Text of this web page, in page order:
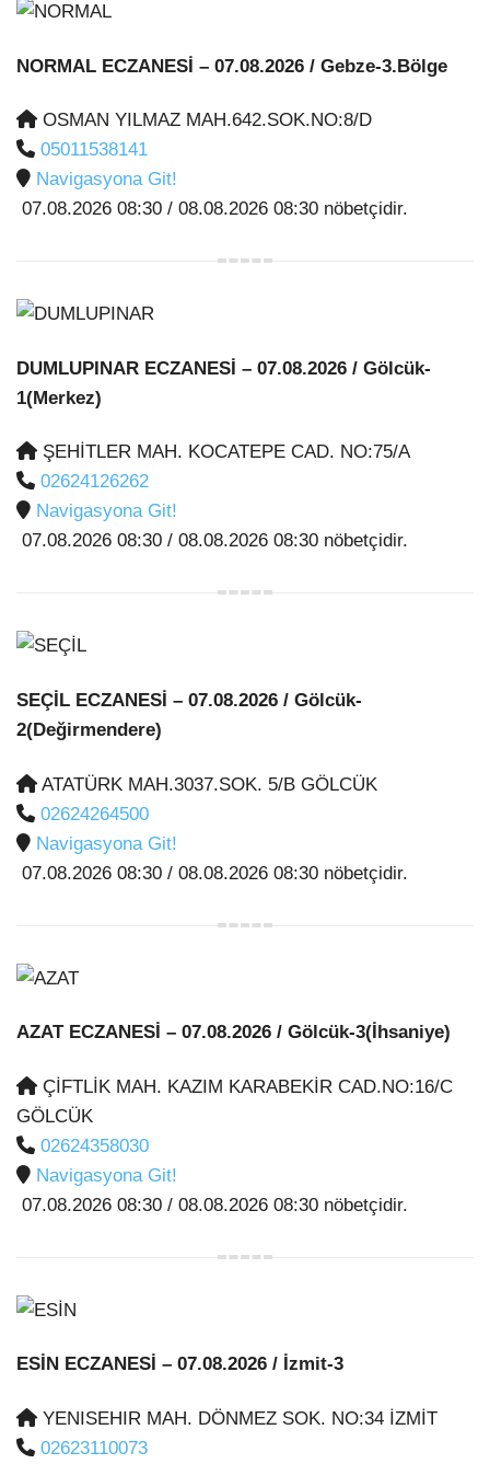
NORMAL ECZANESİ – 07.08.2026 / Gebze-3.Bölge
OSMAN YILMAZ MAH.642.SOK.NO:8/D
05011538141
Navigasyona Git!
07.08.2026 08:30 / 08.08.2026 08:30 nöbetçidir.
DUMLUPINAR ECZANESİ – 07.08.2026 / Gölcük-
1(Merkez)
ŞEHİTLER MAH. KOCATEPE CAD. NO:75/A
02624126262
Navigasyona Git!
07.08.2026 08:30 / 08.08.2026 08:30 nöbetçidir.
SEÇİL ECZANESİ – 07.08.2026 / Gölcük-
2(Değirmendere)
ATATÜRK MAH.3037.SOK. 5/B GÖLCÜK
02624264500
Navigasyona Git!
07.08.2026 08:30 / 08.08.2026 08:30 nöbetçidir.
AZAT ECZANESİ – 07.08.2026 / Gölcük-3(İhsaniye)
ÇİFTLİK MAH. KAZIM KARABEKİR CAD.NO:16/C
GÖLCÜK
02624358030
Navigasyona Git!
07.08.2026 08:30 / 08.08.2026 08:30 nöbetçidir.
ESİN ECZANESİ – 07.08.2026 / İzmit-3
YENISEHIR MAH. DÖNMEZ SOK. NO:34 İZMİT
02623110073